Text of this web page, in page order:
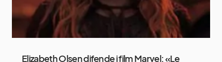
Elizabeth Olsen difende i film Marvel: «Le